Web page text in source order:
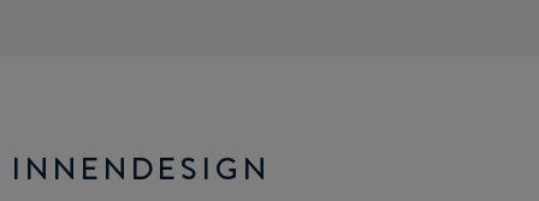
INNENDESIGN